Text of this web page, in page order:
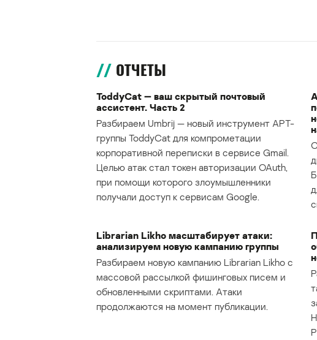
ОТЧЕТЫ
ToddyCat — ваш скрытый почтовый
ассистент. Часть 2
Разбираем Umbrij — новый инструмент APT-
группы ToddyCat для компрометации
корпоративной переписки в сервисе Gmail.
Целью атак стал токен авторизации OAuth,
при помощи которого злоумышленники
получали доступ к сервисам Google.
Librarian Likho масштабирует атаки:
анализируем новую кампанию группы
Разбираем новую кампанию Librarian Likho с
массовой рассылкой фишинговых писем и
обновленными скриптами. Атаки
продолжаются на момент публикации.